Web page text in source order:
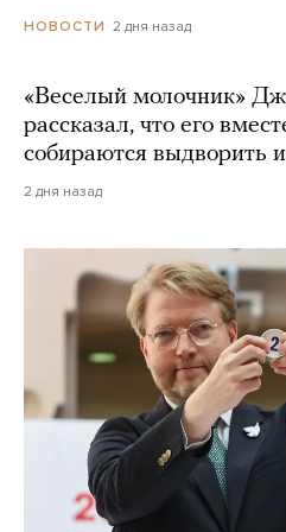
НОВОСТИ 2 дня назад
«Веселый молочник»
рассказал, что его
собираются выдворить
2 дня назад